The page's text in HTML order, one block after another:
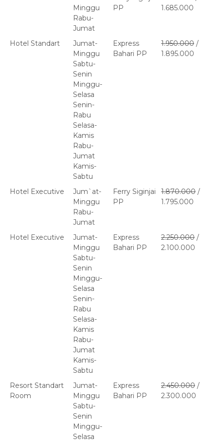
Minggu
Rabu-
Jumat
PP
1.685.000
Hotel Standart
Jumat-
Minggu
Sabtu-
Senin
Minggu-
Selasa
Senin-
Rabu
Selasa-
Kamis
Rabu-
Jumat
Kamis-
Sabtu
Express
Bahari PP
1.950.000 /
1.895.000
Hotel Executive
Jum`at-
Minggu
Rabu-
Jumat
Ferry Siginjai
PP
1.870.000 /
1.795.000
Hotel Executive
Jumat-
Minggu
Sabtu-
Senin
Minggu-
Selasa
Senin-
Rabu
Selasa-
Kamis
Rabu-
Jumat
Kamis-
Sabtu
Express
Bahari PP
2.250.000 /
2.100.000
Resort Standart
Room
Jumat-
Minggu
Sabtu-
Senin
Minggu-
Selasa
Express
Bahari PP
2.450.000 /
2.300.000